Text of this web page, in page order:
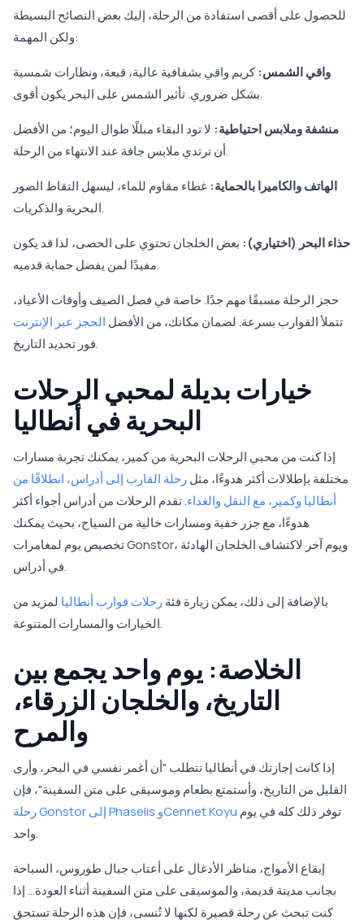
للحصول على أقصى استفادة من الرحلة، إليك بعض النصائح البسيطة
ولكن المهمة:
واقي الشمس:كريم واقي بشفافية عالية، قبعة، ونظارات شمسية
بشكل ضروري. تأثير الشمس على البحر يكون أقوى.
منشفة وملابس احتياطية: لا تود البقاء مبللًا طوال اليوم؛ من الأفضل
أن ترتدي ملابس جافة عند الانتهاء من الرحلة.
الهاتف والكاميرا بالحماية: غطاء مقاوم للماء، ليسهل التقاط الصور
البحرية والذكريات.
حذاء البحر (اختياري): بعض الخلجان تحتوي على الحصى، لذا قد يكون
مفيدًا لمن يفضل حماية قدميه.
حجز الرحلة مسبقًا مهم جدًا. خاصة في فصل الصيف وأوقات الأعياد،
تتملأ القوارب بسرعة. لضمان مكانك، من الأفضل الحجز عبر الإنترنت
فور تحديد التاريخ.
خيارات بديلة لمحبي الرحلات
البحرية في أنطاليا
إذا كنت من محبي الرحلات البحرية من كمير، يمكنك تجربة مسارات
مختلفة بإطلالات أكثر هدوءًا، مثلرحلة القارب إلى أدراس، انطلاقًا من
أنطاليا وكمير، مع النقل والغداء. تقدم الرحلات من أدراس أجواء أكثر
هدوءًا، مع جزر خفية ومسارات خالية من السياح، بحيث يمكنك
تخصيص يوم لمغامرات Gonstor، ويوم آخر لاكتشاف الخلجان الهادئة
في أدراس.
بالإضافة إلى ذلك، يمكن زيارة فئةرحلات قوارب أنطاليا لمزيد من
الخيارات والمسارات المتنوعة.
الخلاصة: يوم واحد يجمع بين
التاريخ، والخلجان الزرقاء،
والمرح
إذا كانت إجازتك في أنطاليا تتطلب "أن أغمر نفسي في البحر، وأرى
القليل من التاريخ، وأستمتع بطعام وموسيقى على متن السفينة"، فإن
رحلة Gonstor إلى Phaselis وCennet Koyu
واحد.
إيقاع الأمواج، مناظر الأدغال على أعتاب جبال طوروس، السباحة
بجانب مدينة قديمة، والموسيقى على متن السفينة أثناء العودة... إذا
كنت تبحث عن رحلة قصيرة لكنها لا تُنسى، فإن هذه الرحلة تستحق